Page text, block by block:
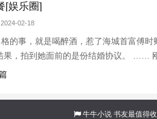
[娱乐圈]
02-18
的事，就是喝醉酒，惹了海城首富傅
果，拍到她面前的是份结婚协议。 ……
值高，演技佳，秒杀圈里一众表情包
牛牛小说 书友最值得